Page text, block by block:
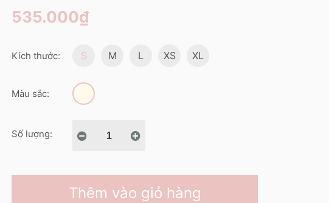
535.000₫
Kích thước: S M L XS XL
Màu sắc:
Số lượng:
Thêm vào giỏ hàng